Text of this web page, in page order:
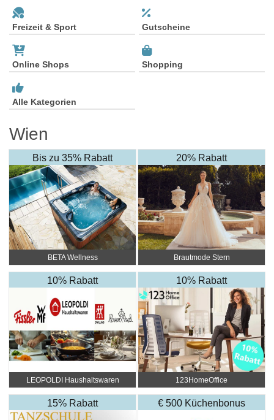
Freizeit & Sport Gutscheine
Online Shops Shopping
Alle Kategorien
Wien
Bis zu 35% Rabatt
BETA Wellness
20% Rabatt
Brautmode Stern
10% Rabatt
LEOPOLDI Haushaltswaren
10% Rabatt
123HomeOffice
15% Rabatt € 500 Küchenbonus